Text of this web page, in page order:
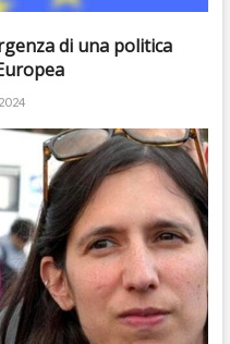
di una politica